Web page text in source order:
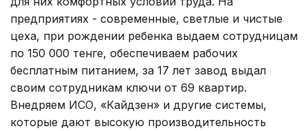
предприятиях - современные, светлые и чистые
цеха, при рождении ребенка выдаем сотрудницам
по 150 000 тенге, обеспечиваем рабочих
бесплатным питанием, за 17 лет завод выдал
своим сотрудникам ключи от 69 квартир.
Внедряем ИСО, «Кайдзен» и другие системы,
которые дают высокую производительность